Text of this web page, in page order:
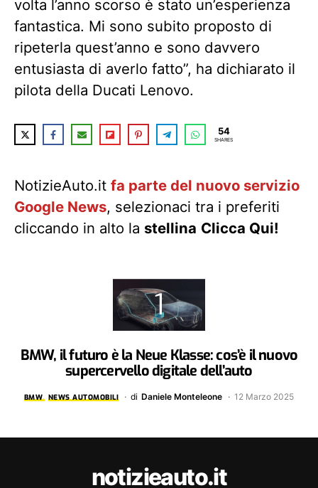
volta l’anno scorso è stato un’esperienza
fantastica. Mi sono subito proposto di
ripeterla quest’anno e sono davvero
entusiasta di averlo fatto”, ha dichiarato il
pilota della Ducati Lenovo.
54
SHARES
NotizieAuto.it fa parte del nuovo servizio
Google News, selezionaci tra i preferiti
cliccando in alto la stellina Clicca Qui!
BMW, il futuro è la Neue Klasse: cos’è il nuovo
supercervello digitale dell’auto
BMW NEWS AUTOMOBILI di Daniele Monteleone 12 Marzo 2025
notizieauto.it